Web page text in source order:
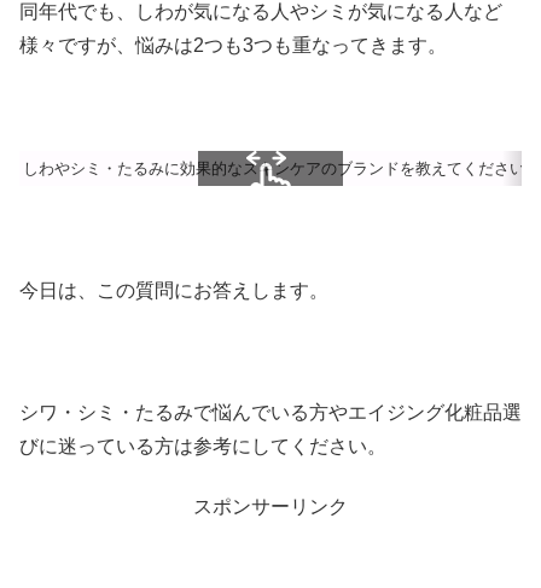
同年代でも、しわが気になる人やシミが気になる人など
様々ですが、悩みは2つも3つも重なってきます。
しわやシミ・たるみに効果的なスキンケアのブランドを教えてください。
今日は、この質問にお答えします。
シワ・シミ・たるみで悩んでいる方やエイジング化粧品選
びに迷っている方は参考にしてください。
スポンサーリンク